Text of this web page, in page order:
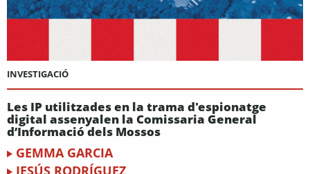
INVESTIGACIÓ
Les IP utilitzades en la trama d'espionatge
digital assenyalen la Comissaria General
d’Informació dels Mossos
GEMMA GARCIA